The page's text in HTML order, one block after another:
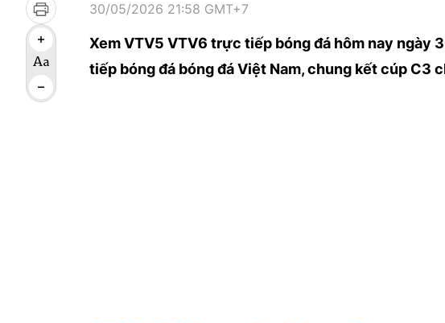
30/05/2026 21:58 GMT+7
Xem VTV5 VTV6 trực tiếp bóng đá hôm nay
tiếp bóng đá bóng đá Việt Nam, chung kết cúp C3